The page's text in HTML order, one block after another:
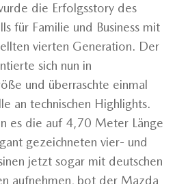
die Erfolgsstory des
für Familie und Business mit
vierten Generation. Der
sich nun in
und überraschte einmal
an technischen Highlights.
es die auf 4,70 Meter Länge
gezeichneten vier- und
jetzt sogar mit deutschen
aufnehmen, bot der Mazda